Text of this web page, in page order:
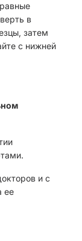
в
затем
с нижней
и с
ее